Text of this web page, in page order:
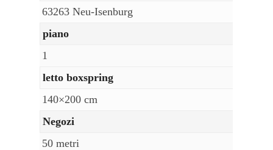
63263 Neu-Isenburg
piano
1
letto boxspring
140×200 cm
Negozi
50 metri